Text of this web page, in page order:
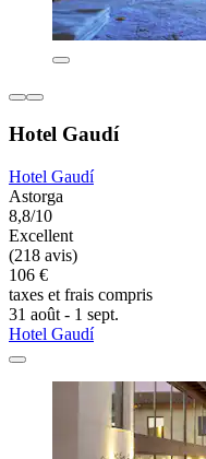
Hotel Gaudí
Hotel Gaudí
Astorga
8,8/10
Excellent
(218 avis)
106 €
taxes et frais compris
31 août - 1 sept.
Hotel Gaudí